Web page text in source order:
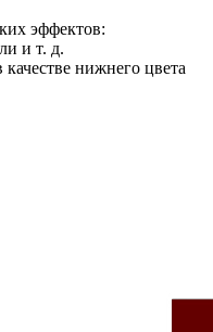
эффектов:
и т. д.
нижнего цвета